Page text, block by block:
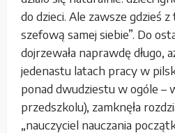
do dzieci. Ale zawsze gdzieś z
szefową samej siebie”. Do
dojrzewała naprawdę długo,
jedenastu latach pracy w
ponad dwudziestu w ogóle –
przedszkolu), zamknęła
„nauczyciel nauczania